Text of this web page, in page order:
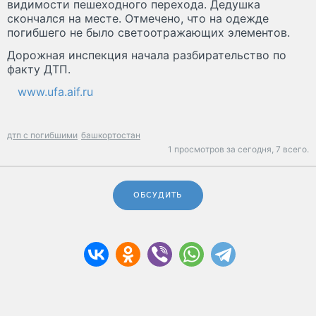
видимости пешеходного перехода. Дедушка
скончался на месте. Отмечено, что на одежде
погибшего не было светоотражающих элементов.
Дорожная инспекция начала разбирательство по
факту ДТП.
www.ufa.aif.ru
дтп с погибшими башкортостан
1 просмотров за сегодня, 7 всего.
ОБСУДИТЬ